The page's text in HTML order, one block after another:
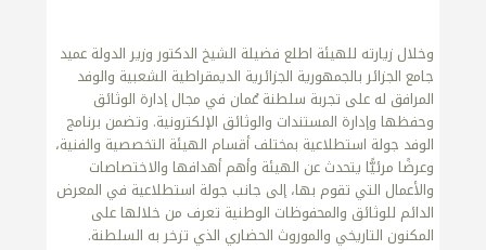
وخلال زيارته للهيئة اطلع فضيلة الشيخ الدكتور وزير الدولة عميد
جامع الجزائر بالجمهورية الجزائرية الديمقراطية الشعبية والوفد
المرافق له على تجربة سلطنة عُمان في مجال إدارة الوثائق
وحفظها وإدارة المستندات والوثائق الإلكترونية. وتضمن برنامج
الوفد جولة استطلاعية بمختلف أقسام الهيئة التخصصية والفنية،
وعرضًا مرئيًّا يتحدث عن الهيئة وأهم أهدافها والاختصاصات
والأعمال التي تقوم بها، إلى جانب جولة استطلاعية في المعرض
الدائم للوثائق والمحفوظات الوطنية تعرف من خلالها على
المكنون التاريخي والموروث الحضاري الذي تزخر به السلطنة.